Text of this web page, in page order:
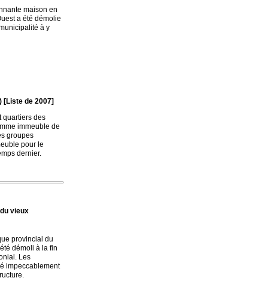
maison en
a été démolie
à y
[Liste de 2007]
quartiers des
immeuble de
groupes
pour le
dernier.
vieux
provincial du
démoli à la fin
Les
impeccablement